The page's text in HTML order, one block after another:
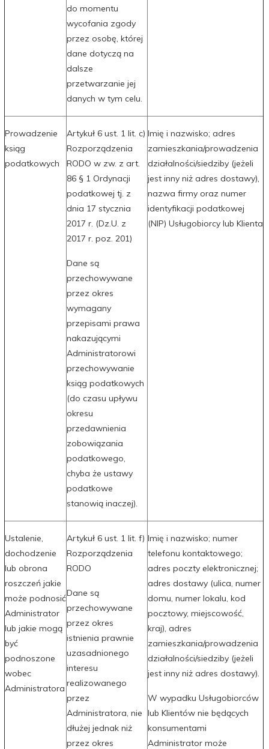
do momentu
wycofania zgody
przez osobę, której
dane dotyczą na
dalsze
przetwarzanie jej
danych w tym celu.
Prowadzenie
ksiąg
podatkowych
Artykuł 6 ust. 1 lit. c)
Rozporządzenia
RODO w zw. z art.
86 § 1 Ordynacji
podatkowej tj. z
dnia 17 stycznia
2017 r. (Dz.U. z
2017 r. poz. 201)
Dane są
przechowywane
przez okres
wymagany
przepisami prawa
nakazującymi
Administratorowi
przechowywanie
ksiąg podatkowych
(do czasu upływu
okresu
przedawnienia
zobowiązania
podatkowego,
chyba że ustawy
podatkowe
stanowią inaczej).
Imię i nazwisko; adres
zamieszkania/prowadzenia
działalności/siedziby (jeżeli
jest inny niż adres dostawy),
nazwa firmy oraz numer
identyfikacji podatkowej
(NIP) Usługobiorcy lub Klienta
Ustalenie,
dochodzenie
lub obrona
roszczeń jakie
może podnosić
Administrator
lub jakie mogą
być
podnoszone
wobec
Administratora
Artykuł 6 ust. 1 lit. f)
Rozporządzenia
RODO
Dane są
przechowywane
przez okres
istnienia prawnie
uzasadnionego
interesu
realizowanego
przez
Administratora, nie
dłużej jednak niż
przez okres
Imię i nazwisko; numer
telefonu kontaktowego;
adres poczty elektronicznej;
adres dostawy (ulica, numer
domu, numer lokalu, kod
pocztowy, miejscowość,
kraj), adres
zamieszkania/prowadzenia
działalności/siedziby (jeżeli
jest inny niż adres dostawy).
W wypadku Usługobiorców
lub Klientów nie będących
konsumentami
Administrator może